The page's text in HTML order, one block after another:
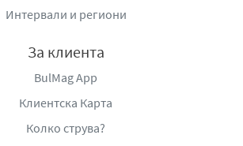
: „Агива“ ООД, гр. Варна, Аксаково,
www.natureofagiva.bg
Интервали и региони
За клиента
BulMag App
Клиентска Карта
Колко струва?